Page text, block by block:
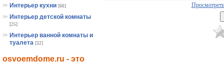
Интерьер кухни [66]
Интерьер детской комнаты
[25]
Интерьер ванной комнаты и
туалета [32]
osvoemdome.ru - это